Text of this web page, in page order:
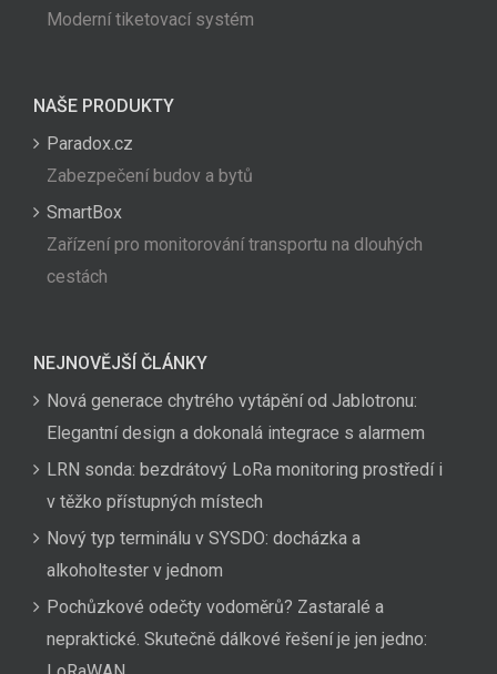
Moderní tiketovací systém
NAŠE PRODUKTY
Paradox.cz
Zabezpečení budov a bytů
SmartBox
Zařízení pro monitorování transportu na dlouhých
cestách
NEJNOVĚJŠÍ ČLÁNKY
Nová generace chytrého vytápění od Jablotronu:
Elegantní design a dokonalá integrace s alarmem
LRN sonda: bezdrátový LoRa monitoring prostředí i
v těžko přístupných místech
Nový typ terminálu v SYSDO: docházka a
alkoholtester v jednom
Pochůzkové odečty vodoměrů? Zastaralé a
nepraktické. Skutečně dálkové řešení je jen jedno: